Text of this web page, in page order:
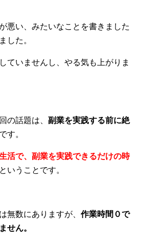
悪い、みたいなことを書きました
した。
ていませんし、やる気も上がりま
の話題は、 副業を実践する前に絶
です。
活で、副業を実践できるだけの時
いうことです。
無数にありますが、 作業時間０で
せん。